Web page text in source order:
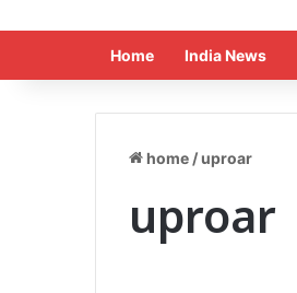
Home India News
home /uproar
uproar